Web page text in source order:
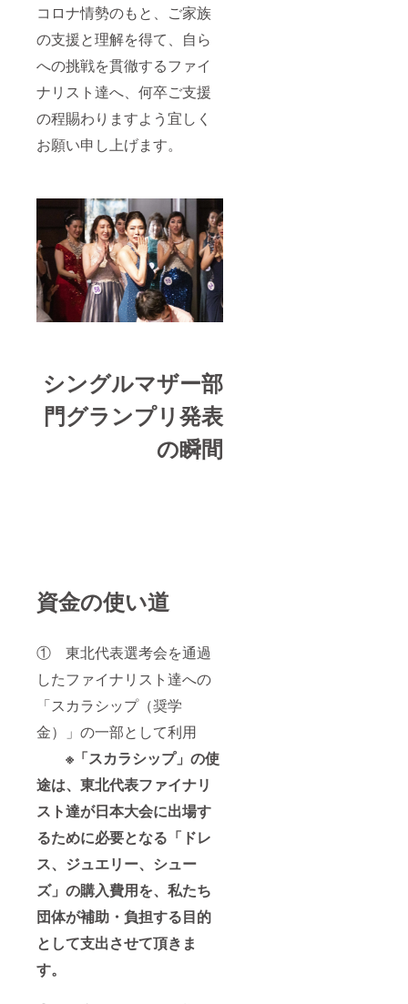
コロナ情勢のもと、ご家族
の支援と理解を得て、自ら
への挑戦を貫徹するファイ
ナリスト達へ、何卒ご支援
の程賜わりますよう宜しく
お願い申し上げます。
シングルマザー部
門グランプリ発表
の瞬間
資金の使い道
① 東北代表選考会を通過
したファイナリスト達への
「スカラシップ（奨学
金）」の一部として利用
※「スカラシップ」の使
途は、東北代表ファイナリ
スト達が日本大会に出場す
るために必要となる 「ドレ
ス、ジュエリー、シュー
ズ」の購入費用を、私たち
団体が補助・負担する目的
として支出させて頂きま
す。